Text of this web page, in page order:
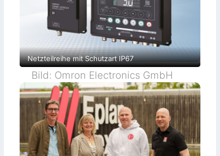
Netzteilreihe mit Schutzart IP67
Bild: Omron Electronics GmbH